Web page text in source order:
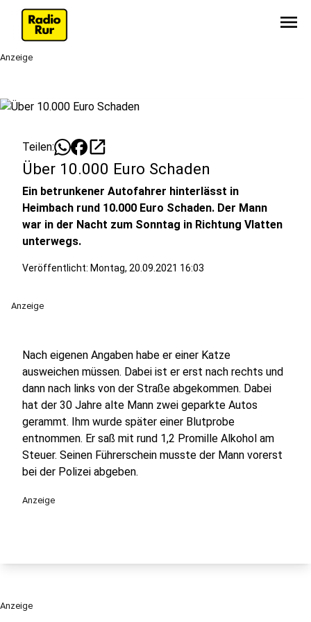
menu
Anzeige
Teilen: open_in_new
Über 10.000 Euro Schaden
Ein betrunkener Autofahrer hinterlässt in
Heimbach rund 10.000 Euro Schaden. Der Mann
war in der Nacht zum Sonntag in Richtung Vlatten
unterwegs.
Veröffentlicht: Montag, 20.09.2021 16:03
Anzeige
Nach eigenen Angaben habe er einer Katze
ausweichen müssen. Dabei ist er erst nach rechts und
dann nach links von der Straße abgekommen. Dabei
hat der 30 Jahre alte Mann zwei geparkte Autos
gerammt. Ihm wurde später einer Blutprobe
entnommen. Er saß mit rund 1,2 Promille Alkohol am
Steuer. Seinen Führerschein musste der Mann vorerst
bei der Polizei abgeben.
Anzeige
Anzeige